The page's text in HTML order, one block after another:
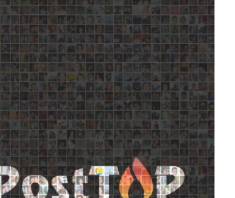
Пожаловаться
было?
Пожаловаться
Водителя. Трамвая как обычно
едут, выпираютсч на перекресток.